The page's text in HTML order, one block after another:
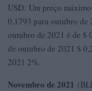
USD. Um preço
0,1793 para outubro de
outubro de 2021 é de $
de outubro de 2021 $
2021 2%.
Novembro de 2021